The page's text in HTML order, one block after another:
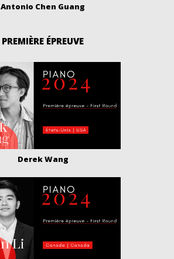
Antonio Chen Guang
PREMIÈRE ÉPREUVE
Derek Wang